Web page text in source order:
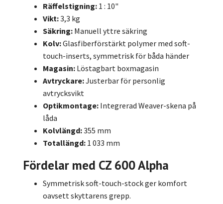
Räffelstigning: 1 : 10"
Vikt:3,3 kg
Säkring: Manuell yttre säkring
Kolv:Glasfiberförstärkt polymer med soft-
touch-inserts, symmetrisk för båda händer
Magasin: Löstagbart boxmagasin
Avtryckare:Justerbar för personlig
avtrycksvikt
Optikmontage: Integrerad Weaver-skena på
låda
Kolvlängd:355 mm
Totallängd: 1 033 mm
Fördelar med CZ 600 Alpha
Symmetrisk soft-touch-stock ger komfort
oavsett skyttarens grepp.